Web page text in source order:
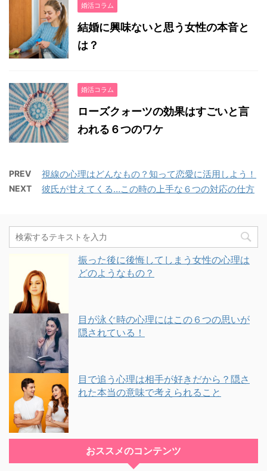
婚活コラム
結婚に興味ないと思う女性の本音と
は？
婚活コラム
ローズクォーツの効果はすごいと言
われる６つのワケ
PREV 視線の心理はどんなもの？知って恋愛に活用しよう！
NEXT 彼氏が甘えてくる…この時の上手な６つの対応の仕方
振った後に後悔してしまう女性の心理は
どのようなもの？
目が泳ぐ時の心理にはこの６つの思いが
隠されている！
目で追う心理は相手が好きだから？隠さ
れた本当の意味で考えられること
おススメのコンテンツ